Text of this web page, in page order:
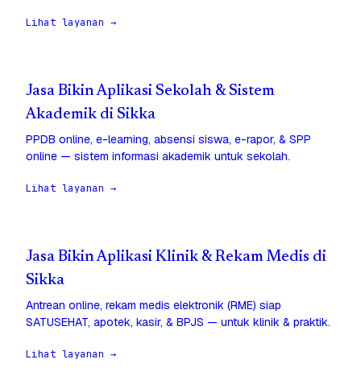
Lihat layanan →
Jasa Bikin Aplikasi Sekolah & Sistem
Akademik di Sikka
PPDB online, e-learning, absensi siswa, e-rapor, & SPP
online — sistem informasi akademik untuk sekolah.
Lihat layanan →
Jasa Bikin Aplikasi Klinik & Rekam Medis di
Sikka
Antrean online, rekam medis elektronik (RME) siap
SATUSEHAT, apotek, kasir, & BPJS — untuk klinik & praktik.
Lihat layanan →